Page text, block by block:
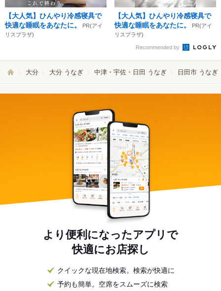
【大人気】ひんやり冷感寝具で
快適な睡眠をあなたに。
PR(アイ
リスプラザ)
【大人気】ひんやり冷感寝具で
快適な睡眠をあなたに。
PR(アイ
リスプラザ)
Recommended by
大分 大分 うなぎ 中津・宇佐・日田 うなぎ 日田市 うなぎ
より便利になったアプリで
快適にお店探し
クイックな現在地検索。検索が快適に
予約も簡単。空席をスムーズに検索